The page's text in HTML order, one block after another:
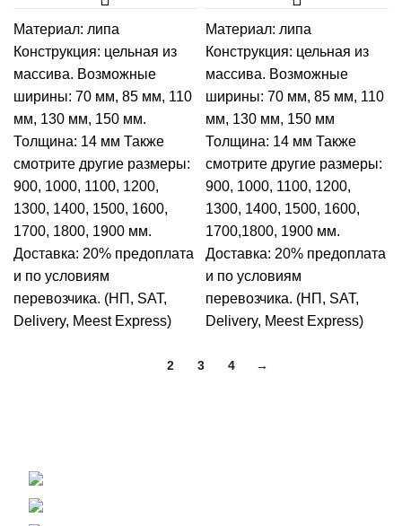
Материал: липа
Конструкция: цельная из
массива. Возможные
ширины: 70 мм, 85 мм, 110
мм, 130 мм, 150 мм.
Толщина: 14 мм Также
смотрите другие размеры:
900, 1000, 1100, 1200,
1300, 1400, 1500, 1600,
1700, 1800, 1900 мм.
Доставка: 20% предоплата
и по условиям
перевозчика. (НП, SAT,
Delivery, Meest Express)
Материал: липа
Конструкция: цельная из
массива. Возможные
ширины: 70 мм, 85 мм, 110
мм, 130 мм, 150 мм
Толщина: 14 мм Также
смотрите другие размеры:
900, 1000, 1100, 1200,
1300, 1400, 1500, 1600,
1700,1800, 1900 мм.
Доставка: 20% предоплата
и по условиям
перевозчика. (НП, SAT,
Delivery, Meest Express)
2 3 4 →